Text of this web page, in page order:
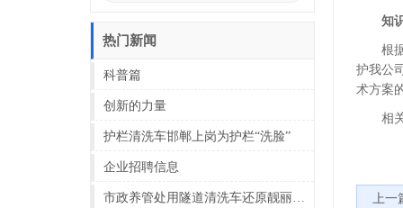
热门新闻
科普篇
创新的力量
护栏清洗车邯郸上岗为护栏“洗脸”
企业招聘信息
市政养管处用隧道清洗车还原靓丽隧道壁(图)
知
根
护我公
术方案
相
上一